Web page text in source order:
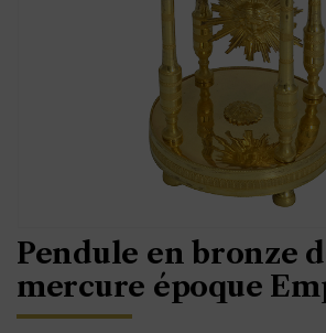
Pendule en bronze
mercure époque